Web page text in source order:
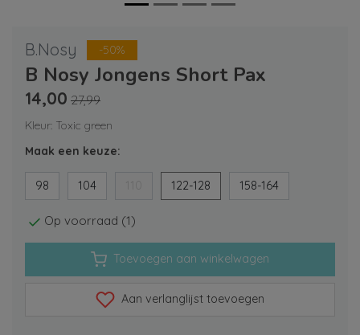
B.Nosy -50%
B Nosy Jongens Short Pax
14,00 27,99
Kleur: Toxic green
Maak een keuze:
98 104 122-128 158-164
Op voorraad (1)
Toevoegen aan winkelwagen
Aan verlanglijst toevoegen